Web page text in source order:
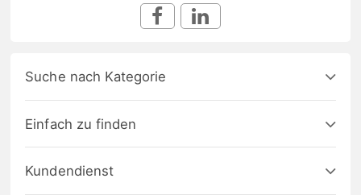
Suche nach Kategorie
Einfach zu finden
Kundendienst